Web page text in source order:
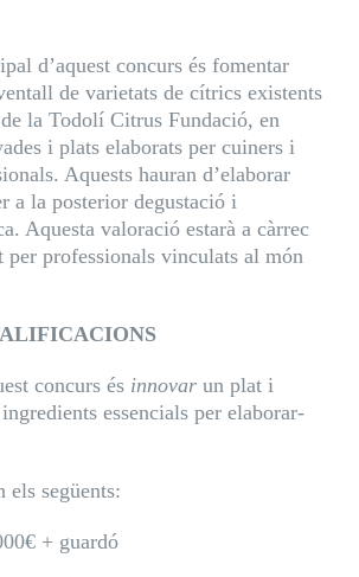
d’aquest concurs és fomentar
de varietats de cítrics existents
la Todolí Citrus Fundació, en
i plats elaborats per cuiners i
Aquests hauran d’elaborar
a la posterior degustació i
Aquesta valoració estarà a càrrec
professionals vinculats al món
concurs és innovarun plat i
essencials per elaborar-
els següents:
+ guardó